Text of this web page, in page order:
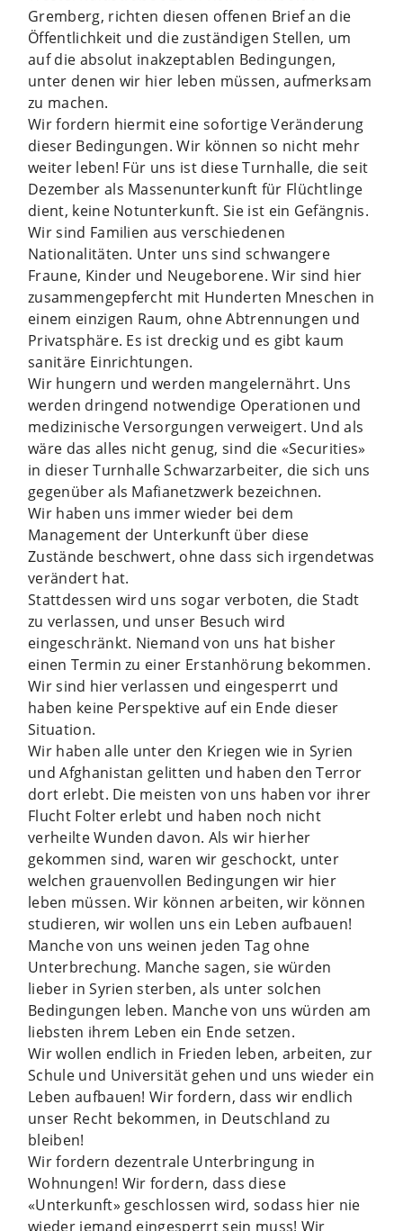
Gremberg, richten diesen offenen Brief an die
Öffentlichkeit und die zuständigen Stellen, um
auf die absolut inakzeptablen Bedingungen,
unter denen wir hier leben müssen, aufmerksam
zu machen.
Wir fordern hiermit eine sofortige Veränderung
dieser Bedingungen. Wir können so nicht mehr
weiter leben! Für uns ist diese Turnhalle, die seit
Dezember als Massenunterkunft für Flüchtlinge
dient, keine Notunterkunft. Sie ist ein Gefängnis.
Wir sind Familien aus verschiedenen
Nationalitäten. Unter uns sind schwangere
Fraune, Kinder und Neugeborene. Wir sind hier
zusammengepfercht mit Hunderten Mneschen in
einem einzigen Raum, ohne Abtrennungen und
Privatsphäre. Es ist dreckig und es gibt kaum
sanitäre Einrichtungen.
Wir hungern und werden mangelernährt. Uns
werden dringend notwendige Operationen und
medizinische Versorgungen verweigert. Und als
wäre das alles nicht genug, sind die «Securities»
in dieser Turnhalle Schwarzarbeiter, die sich uns
gegenüber als Mafianetzwerk bezeichnen.
Wir haben uns immer wieder bei dem
Management der Unterkunft über diese
Zustände beschwert, ohne dass sich irgendetwas
verändert hat.
Stattdessen wird uns sogar verboten, die Stadt
zu verlassen, und unser Besuch wird
eingeschränkt. Niemand von uns hat bisher
einen Termin zu einer Erstanhörung bekommen.
Wir sind hier verlassen und eingesperrt und
haben keine Perspektive auf ein Ende dieser
Situation.
Wir haben alle unter den Kriegen wie in Syrien
und Afghanistan gelitten und haben den Terror
dort erlebt. Die meisten von uns haben vor ihrer
Flucht Folter erlebt und haben noch nicht
verheilte Wunden davon. Als wir hierher
gekommen sind, waren wir geschockt, unter
welchen grauenvollen Bedingungen wir hier
leben müssen. Wir können arbeiten, wir können
studieren, wir wollen uns ein Leben aufbauen!
Manche von uns weinen jeden Tag ohne
Unterbrechung. Manche sagen, sie würden
lieber in Syrien sterben, als unter solchen
Bedingungen leben. Manche von uns würden am
liebsten ihrem Leben ein Ende setzen.
Wir wollen endlich in Frieden leben, arbeiten, zur
Schule und Universität gehen und uns wieder ein
Leben aufbauen! Wir fordern, dass wir endlich
unser Recht bekommen, in Deutschland zu
bleiben!
Wir fordern dezentrale Unterbringung in
Wohnungen! Wir fordern, dass diese
«Unterkunft» geschlossen wird, sodass hier nie
wieder jemand eingesperrt sein muss! Wir